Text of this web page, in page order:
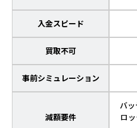
入金スピード
買取不可
事前シミュレーション
減額要件
バ
ロ